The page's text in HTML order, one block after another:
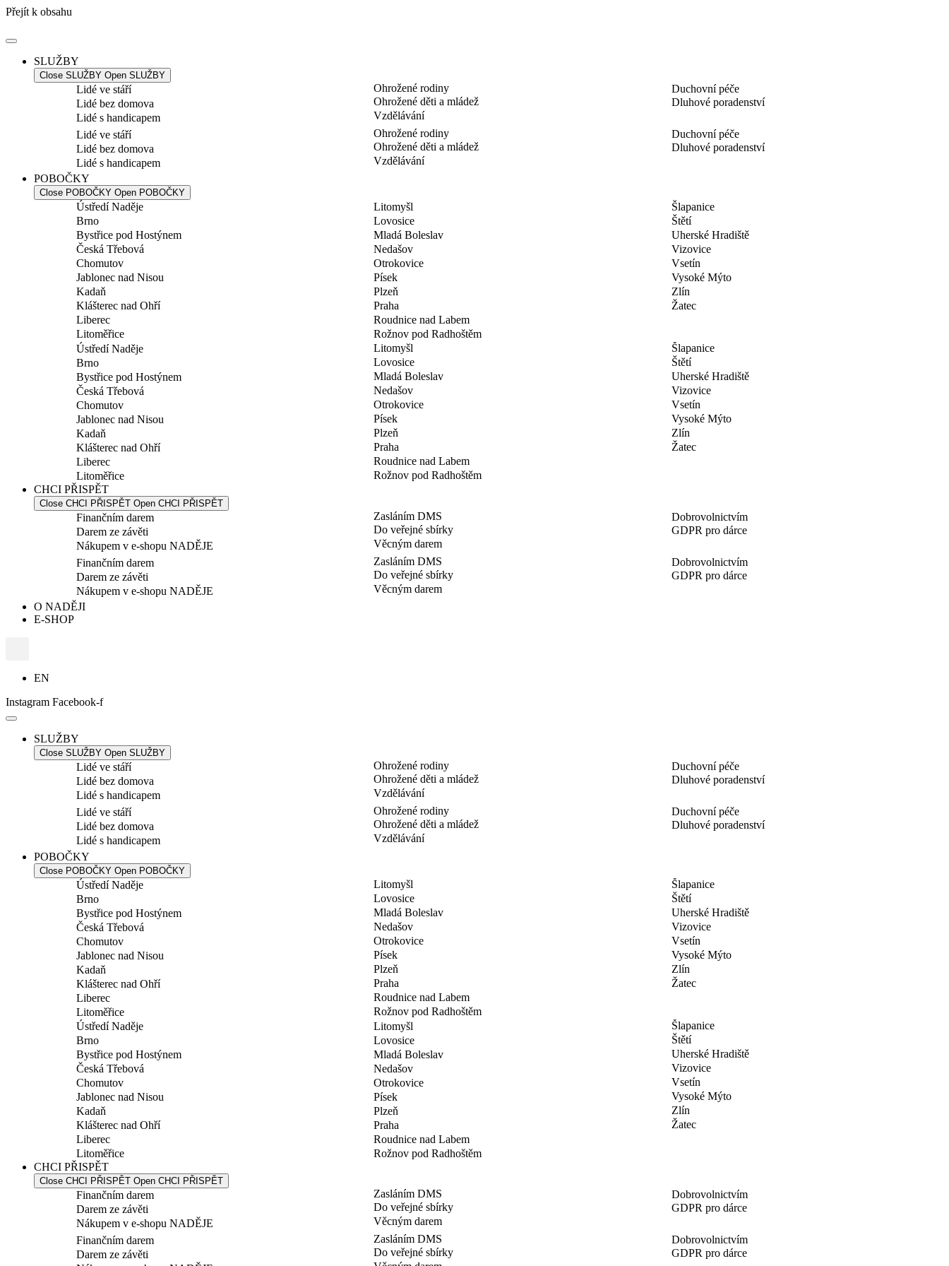
Přejít k obsahu
SLUŽBY
Close SLUŽBY Open SLUŽBY
Lidé ve stáří
Lidé bez domova
Lidé s handicapem
Ohrožené rodiny
Ohrožené děti a mládež
Vzdělávání
Duchovní péče
Dluhové poradenství
Lidé ve stáří
Lidé bez domova
Lidé s handicapem
Ohrožené rodiny
Ohrožené děti a mládež
Vzdělávání
Duchovní péče
Dluhové poradenství
POBOČKY
Close POBOČKY Open POBOČKY
Ústředí Naděje
Brno
Bystřice pod Hostýnem
Česká Třebová
Chomutov
Jablonec nad Nisou
Kadaň
Klášterec nad Ohří
Liberec
Litoměřice
Litomyšl
Lovosice
Mladá Boleslav
Nedašov
Otrokovice
Písek
Plzeň
Praha
Roudnice nad Labem
Rožnov pod Radhoštěm
Šlapanice
Štětí
Uherské Hradiště
Vizovice
Vsetín
Vysoké Mýto
Zlín
Žatec
Ústředí Naděje
Brno
Bystřice pod Hostýnem
Česká Třebová
Chomutov
Jablonec nad Nisou
Kadaň
Klášterec nad Ohří
Liberec
Litoměřice
Litomyšl
Lovosice
Mladá Boleslav
Nedašov
Otrokovice
Písek
Plzeň
Praha
Roudnice nad Labem
Rožnov pod Radhoštěm
Šlapanice
Štětí
Uherské Hradiště
Vizovice
Vsetín
Vysoké Mýto
Zlín
Žatec
CHCI PŘISPĚT
Close CHCI PŘISPĚT Open CHCI PŘISPĚT
Finančním darem
Darem ze závěti
Nákupem v e-shopu NADĚJE
Zasláním DMS
Do veřejné sbírky
Věcným darem
Dobrovolnictvím
GDPR pro dárce
Finančním darem
Darem ze závěti
Nákupem v e-shopu NADĚJE
Zasláním DMS
Do veřejné sbírky
Věcným darem
Dobrovolnictvím
GDPR pro dárce
O NADĚJI
E-SHOP
EN
Instagram Facebook-f
SLUŽBY
Close SLUŽBY Open SLUŽBY
Lidé ve stáří
Lidé bez domova
Lidé s handicapem
Ohrožené rodiny
Ohrožené děti a mládež
Vzdělávání
Duchovní péče
Dluhové poradenství
Lidé ve stáří
Lidé bez domova
Lidé s handicapem
Ohrožené rodiny
Ohrožené děti a mládež
Vzdělávání
Duchovní péče
Dluhové poradenství
POBOČKY
Close POBOČKY Open POBOČKY
Ústředí Naděje
Brno
Bystřice pod Hostýnem
Česká Třebová
Chomutov
Jablonec nad Nisou
Kadaň
Klášterec nad Ohří
Liberec
Litoměřice
Litomyšl
Lovosice
Mladá Boleslav
Nedašov
Otrokovice
Písek
Plzeň
Praha
Roudnice nad Labem
Rožnov pod Radhoštěm
Šlapanice
Štětí
Uherské Hradiště
Vizovice
Vsetín
Vysoké Mýto
Zlín
Žatec
Ústředí Naděje
Brno
Bystřice pod Hostýnem
Česká Třebová
Chomutov
Jablonec nad Nisou
Kadaň
Klášterec nad Ohří
Liberec
Litoměřice
Litomyšl
Lovosice
Mladá Boleslav
Nedašov
Otrokovice
Písek
Plzeň
Praha
Roudnice nad Labem
Rožnov pod Radhoštěm
Šlapanice
Štětí
Uherské Hradiště
Vizovice
Vsetín
Vysoké Mýto
Zlín
Žatec
CHCI PŘISPĚT
Close CHCI PŘISPĚT Open CHCI PŘISPĚT
Finančním darem
Darem ze závěti
Nákupem v e-shopu NADĚJE
Zasláním DMS
Do veřejné sbírky
Věcným darem
Dobrovolnictvím
GDPR pro dárce
Finančním darem
Darem ze závěti
Zasláním DMS
Do veřejné sbírky
Dobrovolnictvím
GDPR pro dárce